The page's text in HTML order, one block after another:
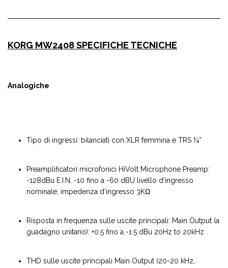
KORG MW2408 SPECIFICHE TECNICHE
Analogiche
Tipo di ingressi: bilanciati con XLR femmina e TRS ¼”
Preamplificatori microfonici HiVolt Microphone Preamp:
-128dBu E.I.N, -10 fino a -60 dBU livello d’ingresso
nominale; impedenza d’ingresso 3KΩ
Risposta in frequenza sulle uscite principali: Main Output (a
guadagno unitario): +0.5 fino a -1.5 dBu 20Hz to 20kHz
THD sulle uscite principali Main Output (20-20 kHz,